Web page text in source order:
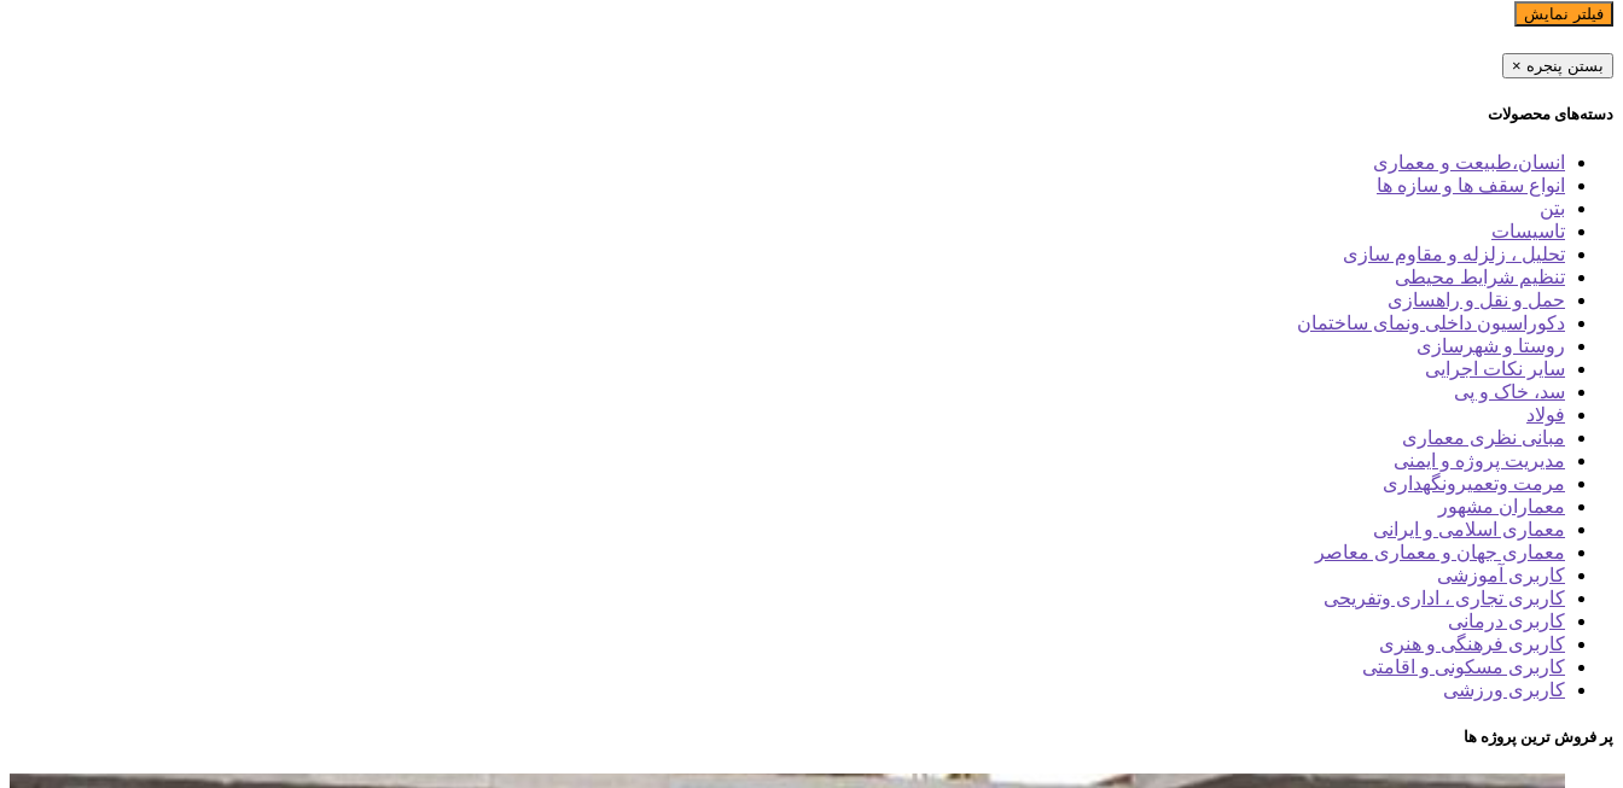
فیلتر نمایش
بستن پنجره ×
دسته‌های محصولات
انسان،طبیعت و معماری
انواع سقف ها و سازه ها
بتن
تاسیسات
تحلیل ، زلزله و مقاوم سازی
تنظیم شرایط محیطی
حمل و نقل و راهسازی
دکوراسیون داخلی ونمای ساختمان
روستا و شهرسازی
سایر نکات اجرایی
سد، خاک و پی
فولاد
مبانی نظری معماری
مدیریت پروژه و ایمنی
مرمت وتعمیرونگهداری
معماران مشهور
معماری اسلامی و ایرانی
معماری جهان و معماری معاصر
کاربری آموزشی
کاربری تجاری ، اداری وتفریحی
کاربری درمانی
کاربری فرهنگی و هنری
کاربری مسکونی و اقامتی
کاربری ورزشی
پر فروش ترین پروژه ها